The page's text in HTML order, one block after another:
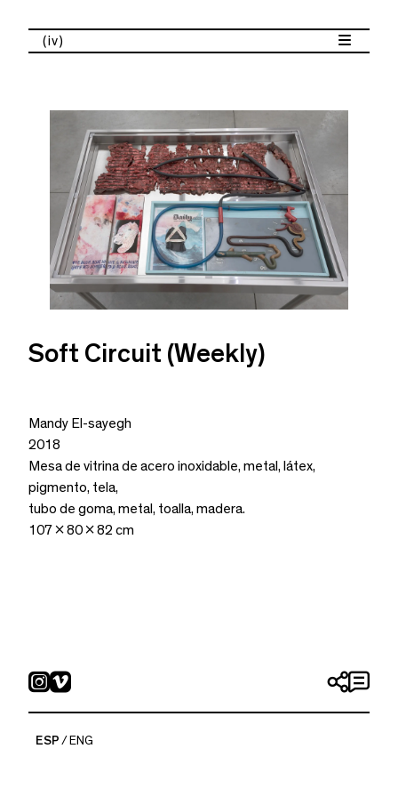
(iv)
Soft Circuit (Weekly)
Mandy El-sayegh
2018
Mesa de vitrina de acero inoxidable, metal, látex,
pigmento, tela,
tubo de goma, metal, toalla, madera.
107 x 80 x 82 cm
ESP ENG